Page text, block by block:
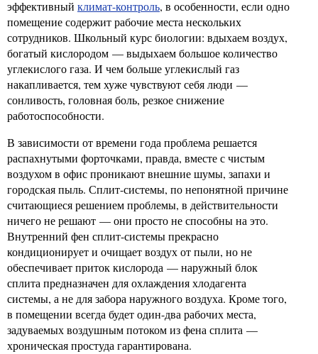
эффективный климат-контроль, в особенности, если одно
помещение содержит рабочие места нескольких
сотрудников. Школьный курс биологии: вдыхаем воздух,
богатый кислородом — выдыхаем большое количество
углекислого газа. И чем больше углекислый газ
накапливается, тем хуже чувствуют себя люди —
сонливость, головная боль, резкое снижение
работоспособности.
В зависимости от времени года проблема решается
распахнутыми форточками, правда, вместе с чистым
воздухом в офис проникают внешние шумы, запахи и
городская пыль. Сплит-системы, по непонятной причине
считающиеся решением проблемы, в действительности
ничего не решают — они просто не способны на это.
Внутренний фен сплит-системы прекрасно
кондиционирует и очищает воздух от пыли, но не
обеспечивает приток кислорода — наружный блок
сплита предназначен для охлаждения хлодагента
системы, а не для забора наружного воздуха. Кроме того,
в помещении всегда будет один-два рабочих места,
задуваемых воздушным потоком из фена сплита —
хроническая простуда гарантирована.